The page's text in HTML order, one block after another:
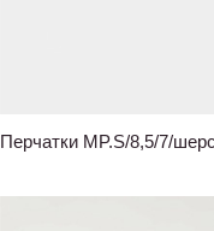
Перчатки MP.S/8,5/7/